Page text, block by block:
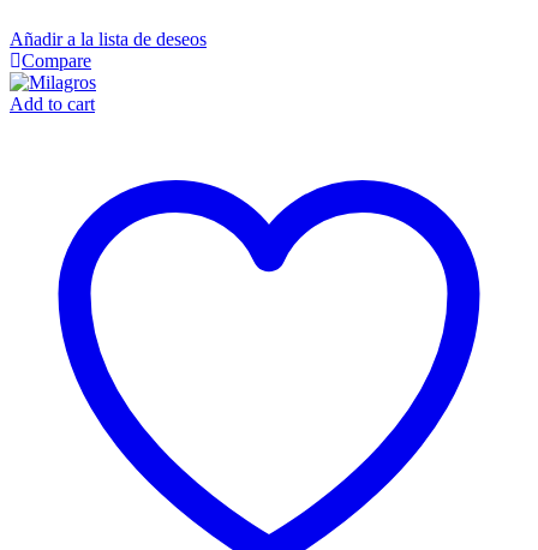
Añadir a la lista de deseos
Compare
Add to cart